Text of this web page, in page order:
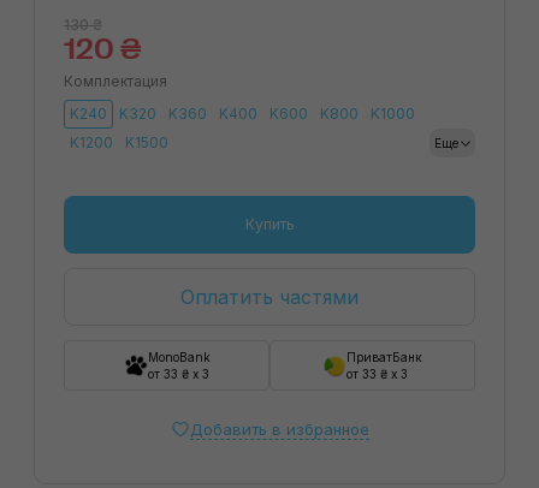
130 ₴
120 ₴
Комплектация
Еще
K240 K320 K360 K400 K600 K800
K1000
K1200
K1500
Купить
Оплатить частями
MonoBank
от 33 ₴ x 3
ПриватБанк
от 33 ₴ x 3
Добавить в избранное